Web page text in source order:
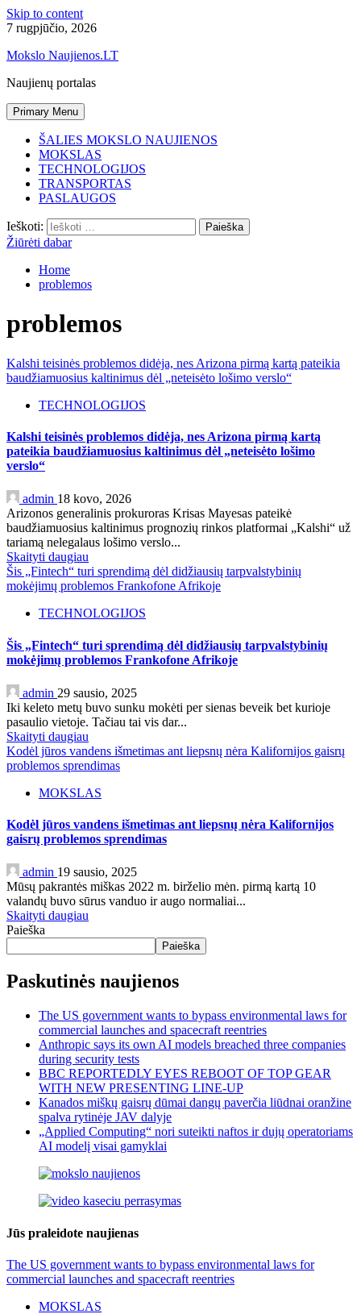
Skip to content
7 rugpjūčio, 2026
Mokslo Naujienos.LT
Naujienų portalas
Primary Menu
ŠALIES MOKSLO NAUJIENOS
MOKSLAS
TECHNOLOGIJOS
TRANSPORTAS
PASLAUGOS
Ieškoti:
Žiūrėti dabar
Home
problemos
problemos
Kalshi teisinės problemos didėja, nes Arizona pirmą kartą pateikia
baudžiamuosius kaltinimus dėl „neteisėto lošimo verslo“
TECHNOLOGIJOS
Kalshi teisinės problemos didėja, nes Arizona pirmą kartą
pateikia baudžiamuosius kaltinimus dėl „neteisėto lošimo
verslo“
admin 18 kovo, 2026
Arizonos generalinis prokuroras Krisas Mayesas pateikė
baudžiamuosius kaltinimus prognozių rinkos platformai „Kalshi“ už
tariamą nelegalaus lošimo verslo...
Skaityti daugiau
Šis „Fintech“ turi sprendimą dėl didžiausių tarpvalstybinių
mokėjimų problemos Frankofone Afrikoje
TECHNOLOGIJOS
Šis „Fintech“ turi sprendimą dėl didžiausių tarpvalstybinių
mokėjimų problemos Frankofone Afrikoje
admin 29 sausio, 2025
Iki keleto metų buvo sunku mokėti per sienas beveik bet kurioje
pasaulio vietoje. Tačiau tai vis dar...
Skaityti daugiau
Kodėl jūros vandens išmetimas ant liepsnų nėra Kalifornijos gaisrų
problemos sprendimas
MOKSLAS
Kodėl jūros vandens išmetimas ant liepsnų nėra Kalifornijos
gaisrų problemos sprendimas
admin 19 sausio, 2025
Mūsų pakrantės miškas 2022 m. birželio mėn. pirmą kartą 10
valandų buvo sūrus vanduo ir augo normaliai...
Skaityti daugiau
Paieška
Paieška
Paskutinės naujienos
The US government wants to bypass environmental laws for
commercial launches and spacecraft reentries
Anthropic says its own AI models breached three companies
during security tests
BBC REPORTEDLY EYES REBOOT OF TOP GEAR
WITH NEW PRESENTING LINE-UP
Kanados miškų gaisrų dūmai dangų paverčia liūdnai oranžine
spalva rytinėje JAV dalyje
„Applied Computing“ nori suteikti naftos ir dujų operatoriams
AI modelį visai gamyklai
Jūs praleidote naujienas
The US government wants to bypass environmental laws for
commercial launches and spacecraft reentries
MOKSLAS